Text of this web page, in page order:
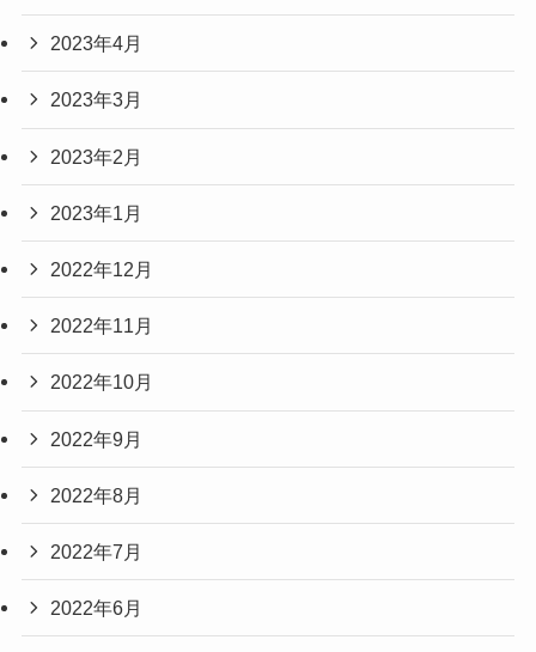
2023年4月
2023年3月
2023年2月
2023年1月
2022年12月
2022年11月
2022年10月
2022年9月
2022年8月
2022年7月
2022年6月